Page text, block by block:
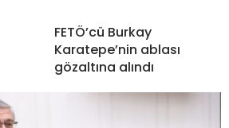
FETÖ’cü Burkay
Karatepe’nin ablası
gözaltına alındı